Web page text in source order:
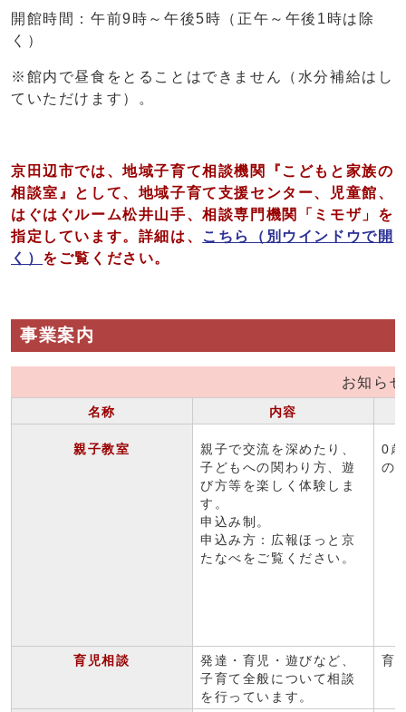
開館時間：午前9時～午後5時（正午～午後1時は除
く）
※館内で昼食をとることはできません（水分補給はし
ていただけます）。
京田辺市では、地域子育て相談機関『こどもと家族の
相談室』として、 地域子育て支援センター、児童館、
はぐはぐルーム松井山手、相談専門機関「ミモザ」を
指定しています。 詳細は、 こちら
（別ウインドウで開
く） をご覧ください。
事業案内
お知らせ
名称 内容
親子教室
親子で交流を深めたり、
子どもへの関わり方、遊
び方等を楽しく体験しま
す。
申込み制。
申込み方：広報ほっと京
たなべをご覧ください。
0
の
育児相談
発達・育児・遊びなど、
子育て全般について相談
を行っています。
育